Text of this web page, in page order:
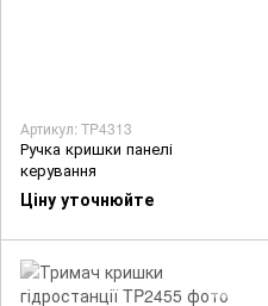
Артикул: TP4313
Ручка кришки панелі
керування
Ціну уточнюйте